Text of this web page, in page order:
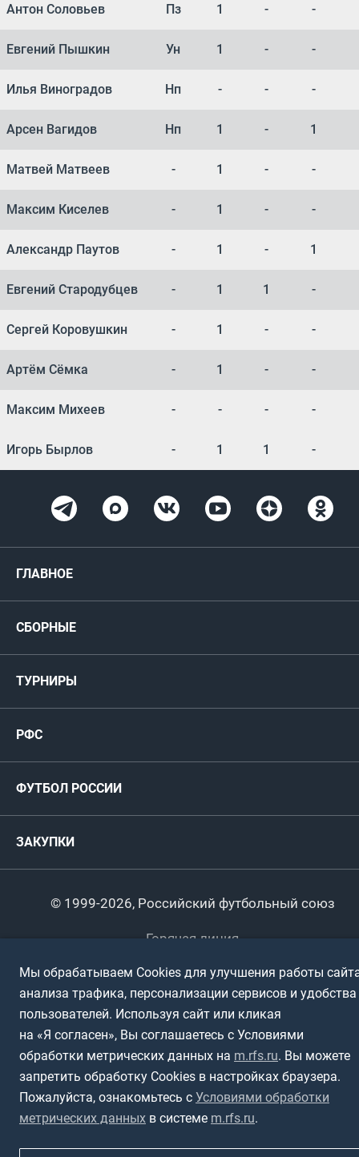
Антон Соловьев Пз 1 - -
Евгений Пышкин Ун 1 - -
Илья Виноградов Нп - - -
Арсен Вагидов Нп 1 - 1
Матвей Матвеев - 1 - -
Максим Киселев - 1 - -
Александр Паутов - 1 - 1
Евгений Стародубцев - 1 1 -
Сергей Коровушкин - 1 - -
Артём Сёмка - 1 - -
Максим Михеев - - - -
Игорь Бырлов - 1 1 -
ГЛАВНОЕ
Карта болельщика
СБОРНЫЕ
Футзал
Титулы и трофеи
ТУРНИРЫ
Международные
Турниры клубов
РФС
Регионы
ФУТБОЛ РОССИИ
Пляжный
Мини-футбол
ПОДА-футбол
Футбольное двоеборье
Любители
Спортшколы
Дети
Ветераны
ЗАКУПКИ
© 1999-2026, Российский футбольный союз
Горячая линия
Контактная информация
Политика обработки персональных данных
Использование информации
Полная версия сайта
Мы обрабатываем Cookies для улучшения работы
анализа трафика, персонализации сервисов и удобства
пользователей. Используя сайт или кликая
на «Я согласен», Вы соглашаетесь с Условиями
обработки метрических данных на m.rfs.ru. Вы можете
запретить обработку Cookies в настройках браузера.
Пожалуйста, ознакомьтесь с Условиями обработки
метрических данных в системе m.rfs.ru.